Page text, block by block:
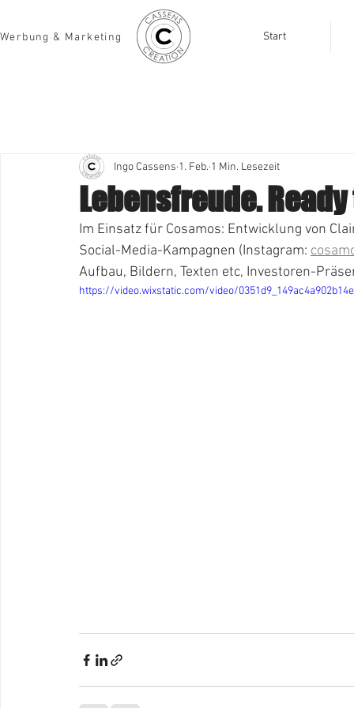
Werbung & Marketing Start
Lebensfreude.
Ingo Cassens 1. Feb. 1 Min. Lesezeit
Im Einsatz für Cosamos: Entwicklung von
Social-Media-Kampagnen (Instagram:
Aufbau, Bildern, Texten etc, Investoren-
https://video.wixstatic.com/video/